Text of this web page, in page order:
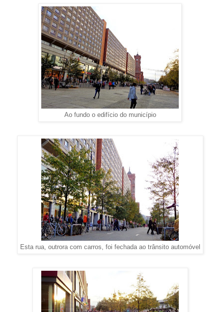
Ao fundo o edifício do município
Esta rua, outrora com carros, foi fechada ao trânsito automóvel